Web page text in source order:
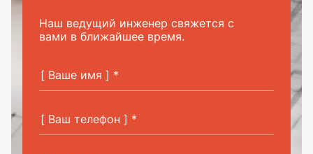
Наш ведущий инженер свяжется с
вами в ближайшее время.